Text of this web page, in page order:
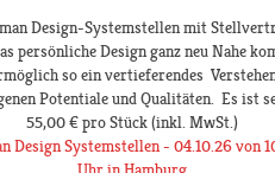
Design-Systemstellen mit
persönliche Design ganz neu Nahe
so ein vertieferendes
Potentiale und Qualitäten. Es ist
55,00 €pro Stück(inkl. MwSt.)
Design Systemstellen - 04.10.26 von